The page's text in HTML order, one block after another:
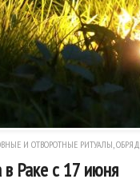
И ОТВОРОТНЫЕ РИТУАЛЫ,
Раке с 17 июня